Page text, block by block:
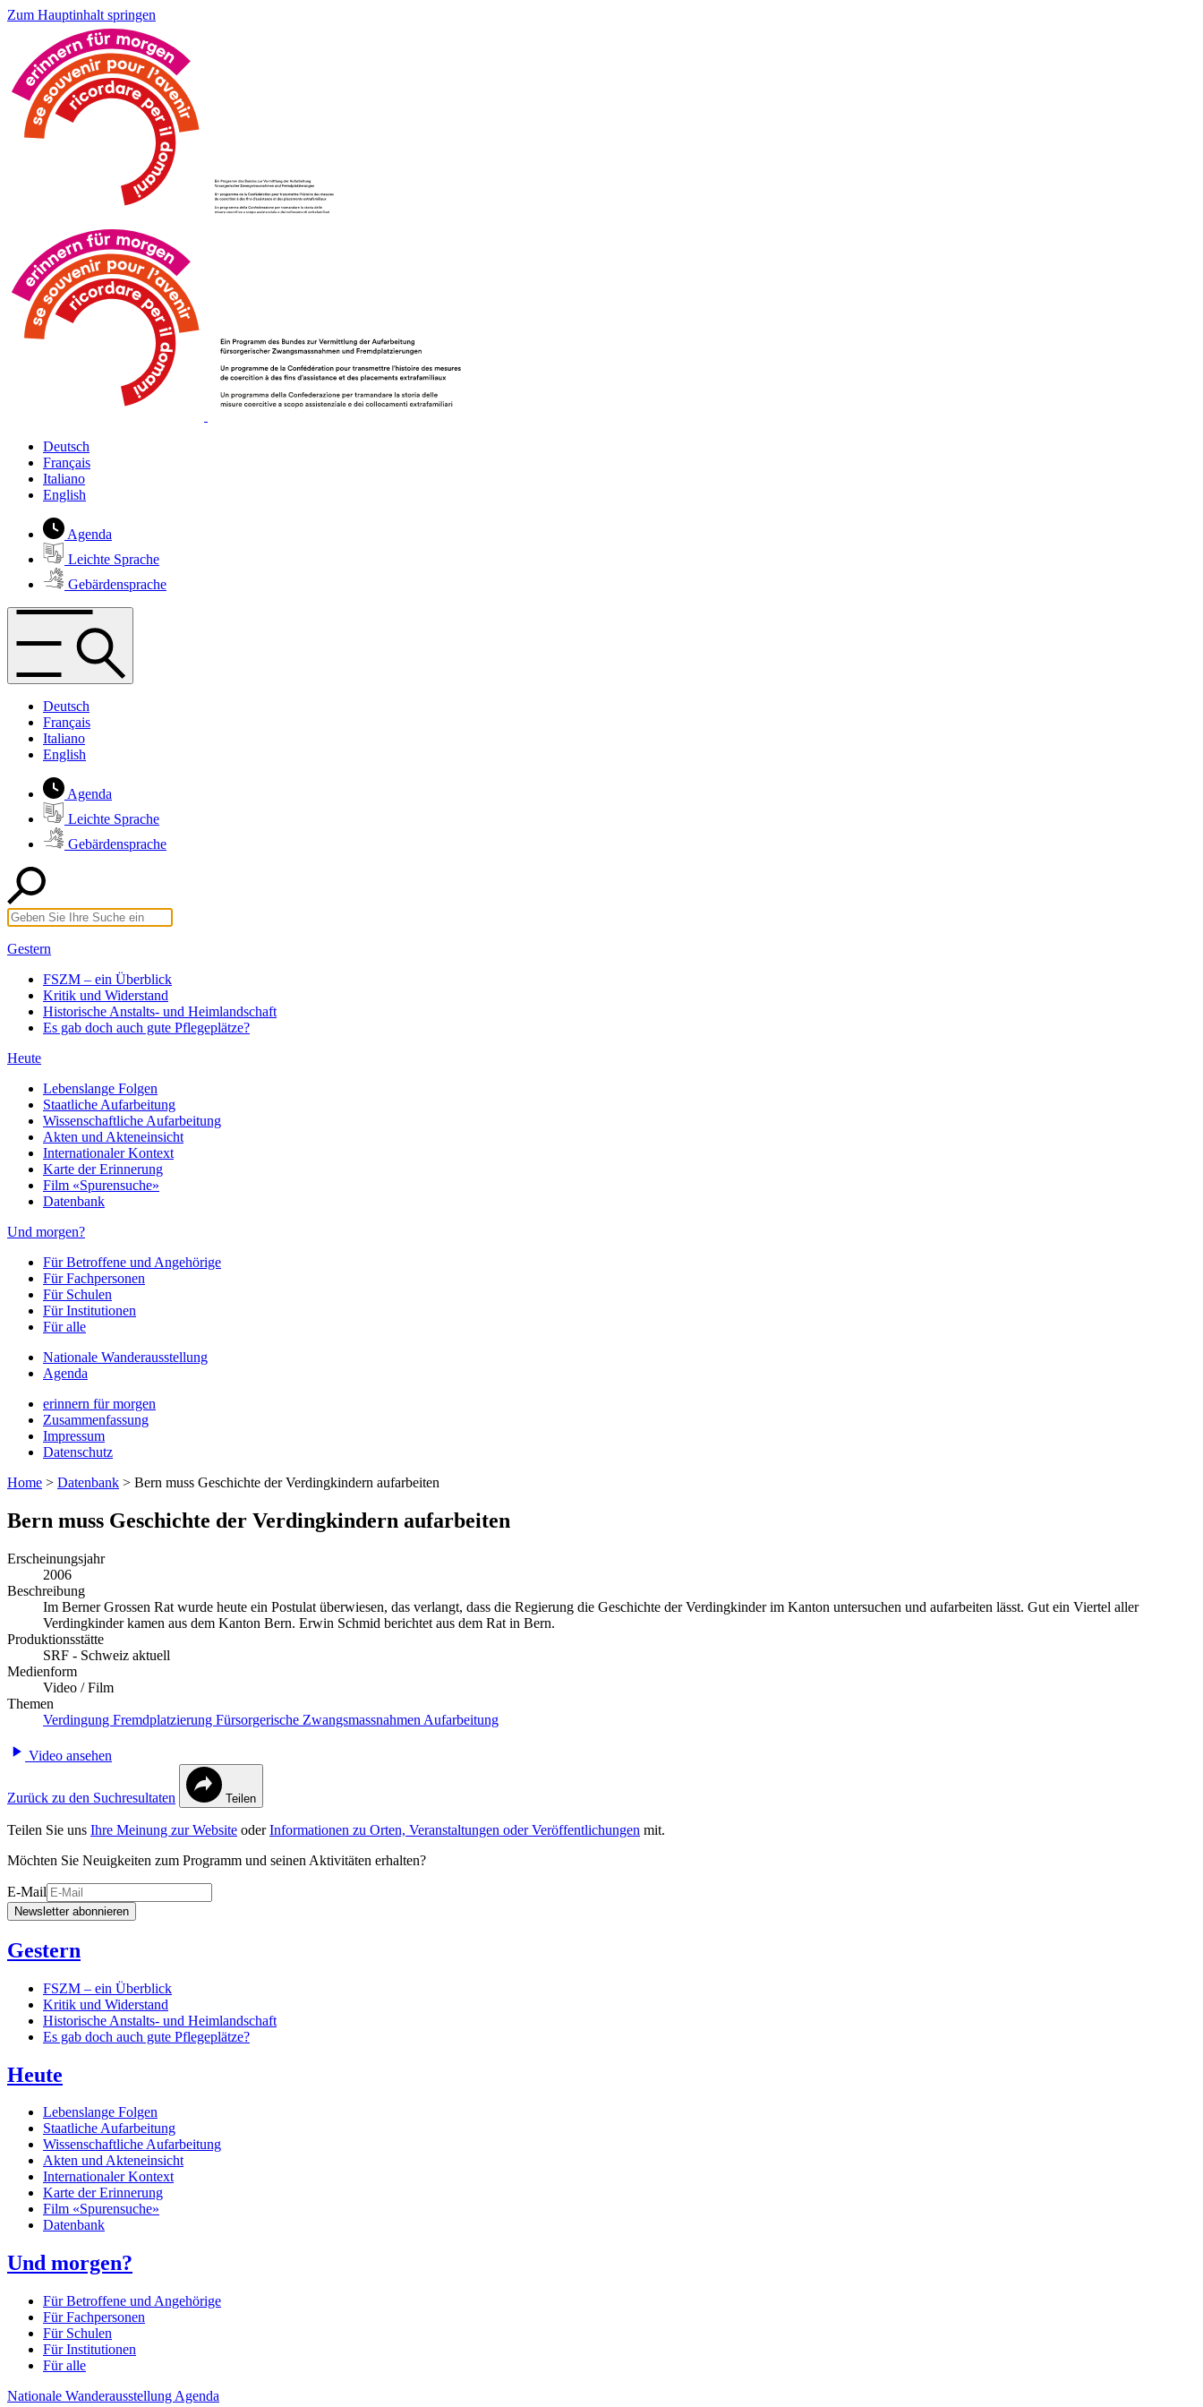
Zum Hauptinhalt springen
Deutsch
Français
Italiano
English
Agenda
Leichte Sprache
Gebärdensprache
Deutsch
Français
Italiano
English
Agenda
Leichte Sprache
Gebärdensprache
Gestern
FSZM – ein Überblick
Kritik und Widerstand
Historische Anstalts- und Heimlandschaft
Es gab doch auch gute Pflegeplätze?
Heute
Lebenslange Folgen
Staatliche Aufarbeitung
Wissenschaftliche Aufarbeitung
Akten und Akteneinsicht
Internationaler Kontext
Karte der Erinnerung
Film «Spurensuche»
Datenbank
Und morgen?
Für Betroffene und Angehörige
Für Fachpersonen
Für Schulen
Für Institutionen
Für alle
Nationale Wanderausstellung
Agenda
erinnern für morgen
Zusammenfassung
Impressum
Datenschutz
Home > Datenbank > Bern muss Geschichte der Verdingkindern aufarbeiten
Bern muss Geschichte der Verdingkindern aufarbeiten
Erscheinungsjahr
2006
Beschreibung
Im Berner Grossen Rat wurde heute ein Postulat überwiesen, das verlangt, dass die Regierung die Geschichte der Verdingkinder im Kanton untersuchen und aufarbeiten lässt. Gut ein Viertel aller
Verdingkinder kamen aus dem Kanton Bern. Erwin Schmid berichtet aus dem Rat in Bern.
Produktionsstätte
SRF - Schweiz aktuell
Medienform
Video / Film
Themen
Verdingung Fremdplatzierung Fürsorgerische Zwangsmassnahmen Aufarbeitung
Video ansehen
Zurück zu den Suchresultaten Teilen
Teilen Sie uns Ihre Meinung zur Website oderInformationen zu Orten, Veranstaltungen oder Veröffentlichungen mit.
Möchten Sie Neuigkeiten zum Programm und seinen Aktivitäten erhalten?
E-Mail
Newsletter abonnieren
Gestern
FSZM – ein Überblick
Kritik und Widerstand
Historische Anstalts- und Heimlandschaft
Es gab doch auch gute Pflegeplätze?
Heute
Lebenslange Folgen
Staatliche Aufarbeitung
Wissenschaftliche Aufarbeitung
Akten und Akteneinsicht
Internationaler Kontext
Karte der Erinnerung
Film «Spurensuche»
Datenbank
Und morgen?
Für Betroffene und Angehörige
Für Fachpersonen
Für Schulen
Für Institutionen
Für alle
Nationale Wanderausstellung Agenda